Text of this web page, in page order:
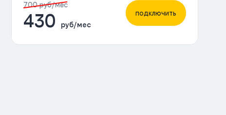
700 руб/мес
430 руб/мес
подключить